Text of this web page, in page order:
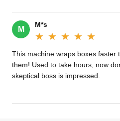
M
M*s
★★★★★
★★★★★
This machine wraps boxes faster
them! Used to take hours, now
skeptical boss is impressed.